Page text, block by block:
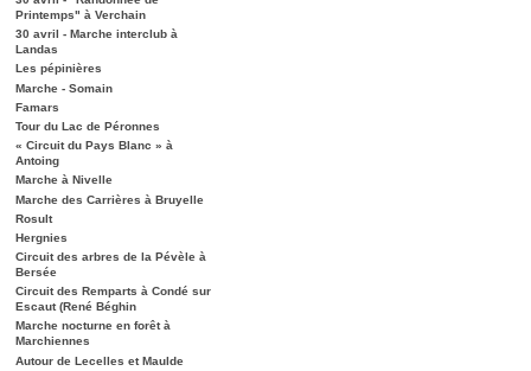
Printemps" à Verchain
30 avril - Marche interclub à
Landas
Les pépinières
Marche - Somain
Famars
Tour du Lac de Péronnes
« Circuit du Pays Blanc » à
Antoing
Marche à Nivelle
Marche des Carrières à Bruyelle
Rosult
Hergnies
Circuit des arbres de la Pévèle à
Bersée
Circuit des Remparts à Condé sur
Escaut (René Béghin
Marche nocturne en forêt à
Marchiennes
Autour de Lecelles et Maulde